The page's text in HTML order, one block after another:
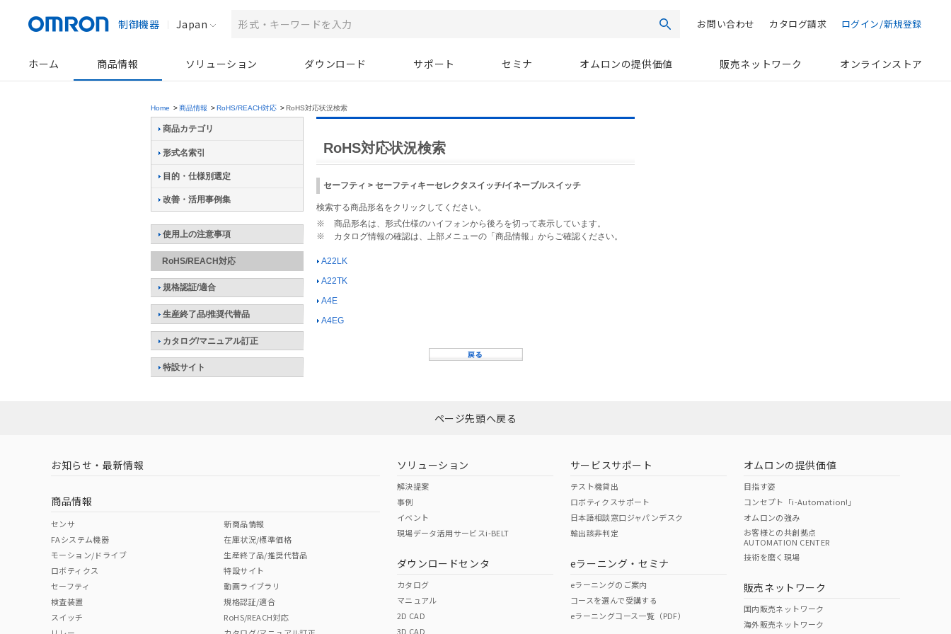
制御機器 Japan 検索お問い合わせ カタログ請求 ログイン/新規登録
ホーム 商品情報 ソリューション ダウンロード サポート セミナ オムロンの提供価値 販売ネットワーク オンラインストア
Home >商品情報 >RoHS/REACH対応 >RoHS対応状況検索
商品カテゴリ
形式名索引
目的・仕様別選定
改善・活用事例集
使用上の注意事項
RoHS/REACH対応
規格認証/適合
生産終了品/推奨代替品
カタログ/マニュアル訂正
特設サイト
RoHS対応状況検索
セーフティ > セーフティキーセレクタスイッチ/イネーブルスイッチ
検索する商品形名をクリックしてください。
※
商品形名は、形式仕様のハイフォンから後ろを切って表示しています。
※
カタログ情報の確認は、上部メニューの「商品情報」からご確認ください。
A22LK
A22TK
A4E
A4EG
ページ先頭へ戻る
お知らせ・最新情報
商品情報
センサ
FAシステム機器
モーション/ドライブ
ロボティクス
セーフティ
検査装置
スイッチ
新商品情報
在庫状況/標準価格
生産終了品/推奨代替品
特設サイト
動画ライブラリ
規格認証/適合
RoHS/REACH対応
ソリューション
解決提案
事例
イベント
現場データ活用サービスi-BELT
ダウンロードセンタ
カタログ
マニュアル
2D CAD
3D CAD
サービスサポート
テスト機貸出
ロボティクスサポート
日本語相談窓口ジャパンデスク
輸出該非判定
eラーニング・セミナ
eラーニングのご案内
コースを選んで受講する
eラーニングコース一覧（PDF）
オムロンの提供価値
目指す姿
コンセプト「i-Automation!」
オムロンの強み
お客様との共創拠点
AUTOMATION CENTER
技術を磨く現場
販売ネットワーク
国内販売ネットワーク
海外販売ネットワーク